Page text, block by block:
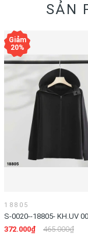
SẢN
18805
S-0020--18805- KH.UV
372.000₫
465.000₫